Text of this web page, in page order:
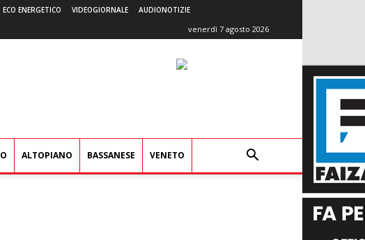
ECO ENERGETICO VIDEOGIORNALE AUDIONOTIZIE
venerdì 7 agosto 2026
ALTOPIANO BASSANESE VENETO